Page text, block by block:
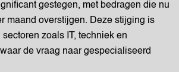
gestegen, met bedragen die nu
maand overstijgen. Deze stijging is
zoals IT, techniek en
de vraag naar gespecialiseerd